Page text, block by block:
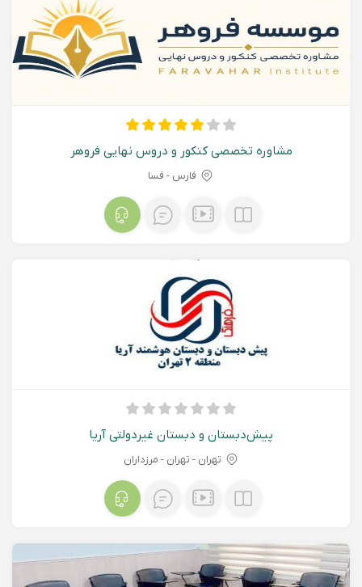
مشاوره تخصصی کنکور و دروس نهایی فروهر
فارس - فسا
پیش‌دبستان و دبستان غیردولتی آریا
تهران - تهران - مرزداران